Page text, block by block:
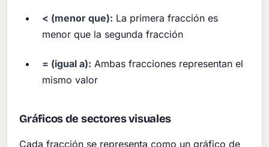
< (menor que): La primera fracción es
menor que la segunda fracción
= (igual a): Ambas fracciones representan el
mismo valor
Gráficos de sectores visuales
Cada fracción se representa como un gráfico de